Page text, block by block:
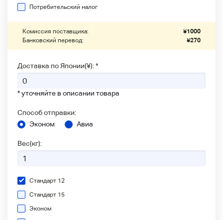
Потребительский налог
Комиссия поставщика: ¥1000
Банковский перевод:
¥270
Доставка по Японии(¥): *
* уточняйте в описании товара
Способ отправки:
Эконом
Авиа
Вес(кг):
Стандарт 12
Стандарт 15
Эконом